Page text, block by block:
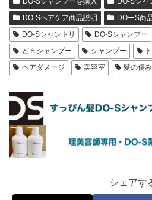
DO-Sヘアケア商品説明
DOーS商
DO-Sシャントリ
DO-Sシャンプー
どＳシャンプー
シャンプー
ヘアダメージ
美容室 髪の傷み
シェアす